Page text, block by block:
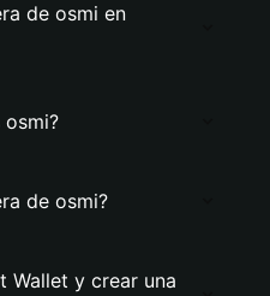
de osmi en
de osmi?
Wallet y crear una